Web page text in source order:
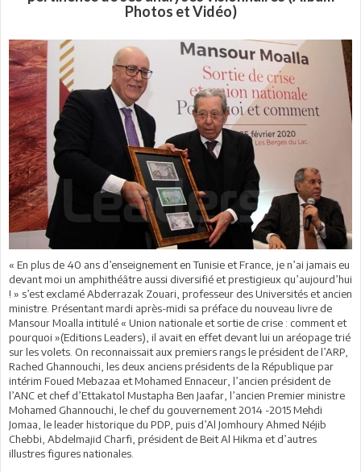
Photos et Vidéo)
« En plus de 40 ans d’enseignement en Tunisie et France, je n’ai jamais eu
devant moi un amphithéâtre aussi diversifié et prestigieux qu’aujourd’hui
! » s’est exclamé Abderrazak Zouari, professeur des Universités et ancien
ministre. Présentant mardi après-midi sa préface du nouveau livre de
Mansour Moalla intitulé « Union nationale et sortie de crise : comment et
pourquoi »(Editions Leaders), il avait en effet devant lui un aréopage trié
sur les volets. On reconnaissait aux premiers rangs le président de l’ARP,
Rached Ghannouchi, les deux anciens présidents de la République par
intérim Foued Mebazaa et Mohamed Ennaceur, l’ancien président de
l’ANC et chef d’Ettakatol Mustapha Ben Jaafar, l’ancien Premier ministre
Mohamed Ghannouchi, le chef du gouvernement 2014 -2015 Mehdi
Jomaa, le leader historique du PDP, puis d’Al Jomhoury Ahmed Néjib
Chebbi, Abdelmajid Charfi, président de Beit Al Hikma et d’autres
illustres figures nationales.